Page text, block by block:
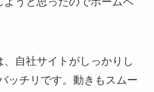
自社サイトがしっかりし
ッチリです。動きもスムー